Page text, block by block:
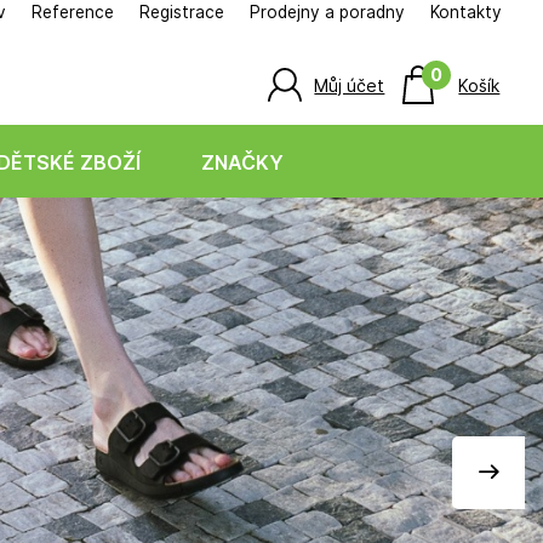
Reference Registrace Prodejny a poradny Kontakty
Můj účet Košík
0
ZBOŽÍ ZNAČKY